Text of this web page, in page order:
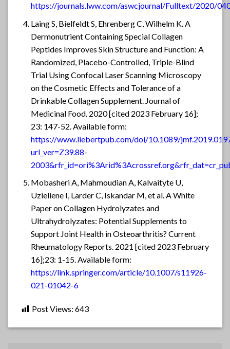
https://journals.lww.com/aswcjournal/Fulltext/2020/
Laing S, Bielfeldt S, Ehrenberg C, Wilhelm K. A
Dermonutrient Containing Special Collagen
Peptides Improves Skin Structure and Function: A
Randomized, Placebo-Controlled, Triple-Blind
Trial Using Confocal Laser Scanning Microscopy
on the Cosmetic Effects and Tolerance of a
Drinkable Collagen Supplement. Journal of
Medicinal Food. 2020 [cited 2023 February 16];
23: 147-52. Available form:
https://www.liebertpub.com/doi/10.1089/
url_ver=Z39.88-
Mobasheri A, Mahmoudian A, Kalvaityte U,
Uzieliene I, Larder C, Iskandar M, et al. A White
Paper on Collagen Hydrolyzates and
Ultrahydrolyzates: Potential Supplements to
Support Joint Health in Osteoarthritis? Current
Rheumatology Reports. 2021 [cited 2023 February
16];23: 1-15. Available form:
https://link.springer.com/article/10.1007/s11926-
021-01042-6
Post Views: 643